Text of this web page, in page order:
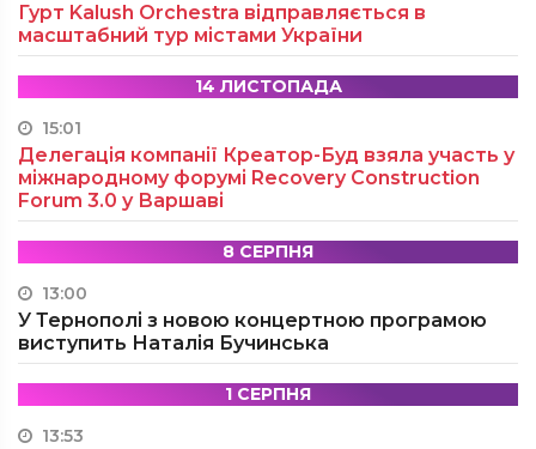
Гурт Kalush Orchestra відправляється в
масштабний тур містами України
14 ЛИСТОПАДА
15:01
Делегація компанії Креатор-Буд взяла участь у
міжнародному форумі Recovery Construction
Forum 3.0 у Варшаві
8 СЕРПНЯ
13:00
У Тернополі з новою концертною програмою
виступить Наталія Бучинська
1 СЕРПНЯ
13:53